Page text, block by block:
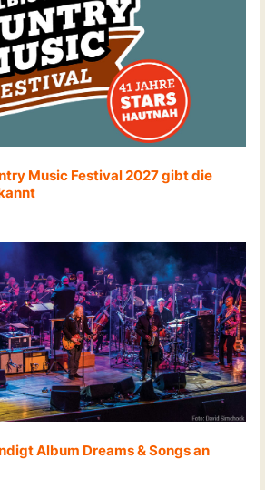
Music Festival 2027 gibt die
Album Dreams & Songs an